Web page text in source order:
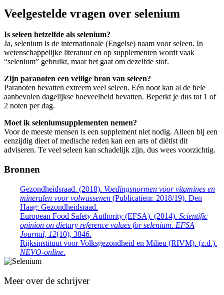
Veelgestelde vragen over selenium
Is seleen hetzelfde als selenium?
Ja, selenium is de internationale (Engelse) naam voor seleen. In
wetenschappelijke literatuur en op supplementen wordt vaak
“selenium” gebruikt, maar het gaat om dezelfde stof.
Zijn paranoten een veilige bron van seleen?
Paranoten bevatten extreem veel seleen. Eén noot kan al de hele
aanbevolen dagelijkse hoeveelheid bevatten. Beperkt je dus tot 1 of
2 noten per dag.
Moet ik seleniumsupplementen nemen?
Voor de meeste mensen is een supplement niet nodig. Alleen bij een
eenzijdig dieet of medische reden kan een arts of diëtist dit
adviseren. Te veel seleen kan schadelijk zijn, dus wees voorzichtig.
Bronnen
Gezondheidsraad. (2018). Voedingsnormen voor vitamines en
mineralen voor volwassenen (Publicatienr. 2018/19). Den
Haag: Gezondheidsraad.
European Food Safety Authority (EFSA). (2014). Scientific
opinion on dietary reference values for selenium. EFSA
Journal, 12(10), 3846.
Rijksinstituut voor Volksgezondheid en Milieu (RIVM). (z.d.).
NEVO-online.
Meer over de schrijver